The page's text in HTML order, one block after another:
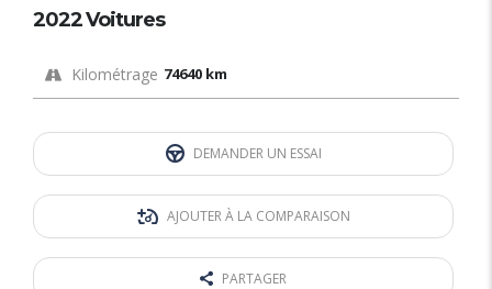
2022 Voitures
Kilométrage 74640 km
DEMANDER UN ESSAI
AJOUTER À LA COMPARAISON
PARTAGER